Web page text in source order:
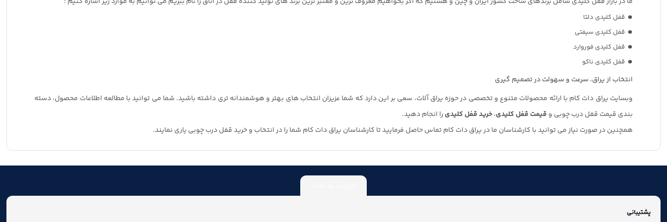
قفل کلیدی دلتا
قفل کلیدی سیفتی
قفل کلیدی فوروارد
قفل کلیدی ناکو
انتخاب از یراق، سرعت و سهولت در تصمیم گیری
وبسایت یراق دات کام با ارائه محصولات متنوع و تخصصی در حوزه یراق آلات، سعی بر این دارد که شما عزیزان انتخاب های بهتر و هوشمندانه تری داشته باشید. شما می توانید با مطالعه اطلاعات محصول، دسته
بندی قیمت قفل درب چوبی و قیمت قفل کلیدی،خرید قفل کلیدی را انجام دهید.
همچنین در صورت نیاز می توانید با کارشناسان ما در یراق دات کام تماس حاصل فرمایید تا کارشناسان یراق دات کام شما را در انتخاب و خرید قفل درب چوبی یاری نمایند.
پشتیبانی